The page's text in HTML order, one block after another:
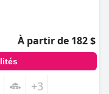
À partir de 182 $
+3